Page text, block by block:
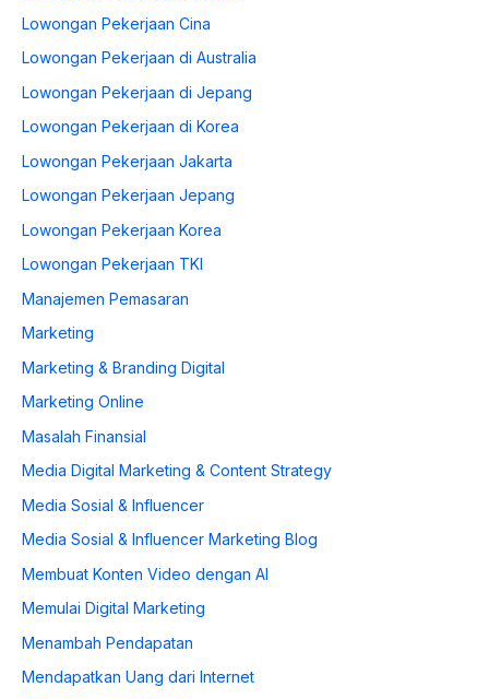
Lowongan Pekerjaan Cina
Lowongan Pekerjaan di Australia
Lowongan Pekerjaan di Jepang
Lowongan Pekerjaan di Korea
Lowongan Pekerjaan Jakarta
Lowongan Pekerjaan Jepang
Lowongan Pekerjaan Korea
Lowongan Pekerjaan TKI
Manajemen Pemasaran
Marketing
Marketing & Branding Digital
Marketing Online
Masalah Finansial
Media Digital Marketing & Content Strategy
Media Sosial & Influencer
Media Sosial & Influencer Marketing Blog
Membuat Konten Video dengan AI
Memulai Digital Marketing
Menambah Pendapatan
Mendapatkan Uang dari Internet